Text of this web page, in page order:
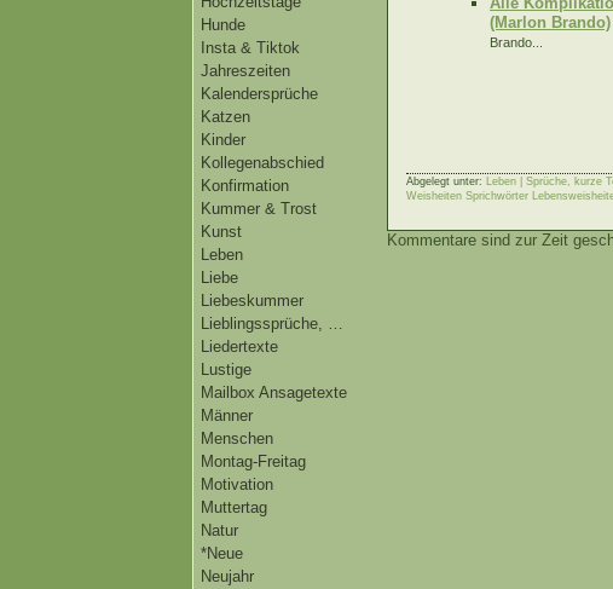
Hunde
Insta & Tiktok
Jahreszeiten
Kalendersprüche
Katzen
Kinder
Kollegenabschied
Konfirmation
Kummer & Trost
Kunst
Leben
Liebe
Liebeskummer
Lieblingssprüche, …
Liedertexte
Lustige
Mailbox Ansagetexte
Männer
Menschen
Montag-Freitag
Motivation
Muttertag
Natur
*Neue
Neujahr
(Marlon Brando)
Brando...
Abgelegt unter: Leben | Sprüche, kurze
Weisheiten Sprichwörter
Kommentare sind zur Zeit